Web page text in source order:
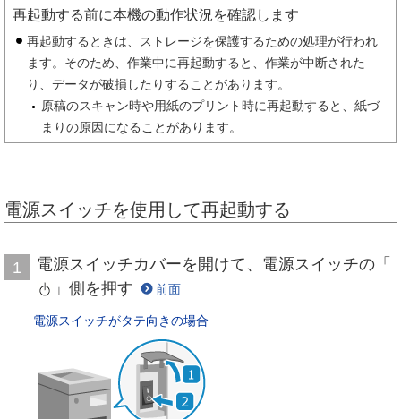
再起動する前に本機の動作状況を確認します
再起動するときは、ストレージを保護するための処理が行われ
ます。そのため、作業中に再起動すると、作業が中断された
り、データが破損したりすることがあります。
原稿のスキャン時や用紙のプリント時に再起動すると、紙づ
まりの原因になることがあります。
電源スイッチを使用して再起動する
1
電源スイッチカバーを開けて、電源スイッチの「
」側を押す
前面
電源スイッチがタテ向きの場合